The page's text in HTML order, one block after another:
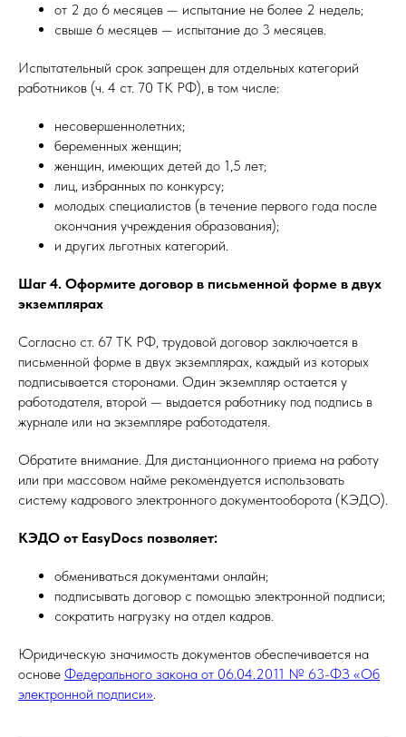
от 2 до 6 месяцев — испытание не более 2 недель;
свыше 6 месяцев — испытание до 3 месяцев.
Испытательный срок запрещен для отдельных категорий
работников (ч. 4 ст. 70 ТК РФ), в том числе:
несовершеннолетних;
беременных женщин;
женщин, имеющих детей до 1,5 лет;
лиц, избранных по конкурсу;
молодых специалистов (в течение первого года после
окончания учреждения образования);
и других льготных категорий.
Шаг 4. Оформите договор в письменной форме в двух
экземплярах
Согласно ст. 67 ТК РФ, трудовой договор заключается в
письменной форме в двух экземплярах, каждый из которых
подписывается сторонами. Один экземпляр остается у
работодателя, второй — выдается работнику под подпись в
журнале или на экземпляре работодателя.
Обратите внимание. Для дистанционного приема на работу
или при массовом найме рекомендуется использовать
систему кадрового электронного документооборота (КЭДО).
КЭДО от EasyDocs позволяет:
обмениваться документами онлайн;
подписывать договор с помощью электронной подписи;
сократить нагрузку на отдел кадров.
Юридическую значимость документов обеспечивается на
основе Федерального закона от 06.04.2011 № 63-ФЗ «Об
электронной подписи».